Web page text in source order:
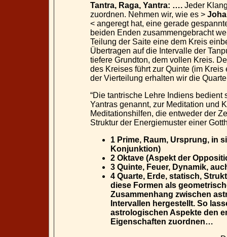
Tantra, Raga, Yantra: …. Jeder
zuordnen. Nehmen wir, wie es >
< angeregt hat, eine gerade
beiden Enden zusammengebracht
Teilung der Saite eine dem Kreis
Übertragen auf die Intervalle der
tiefere Grundton, dem vollen Kreis.
des Kreises führt zur Quinte (im
der Vierteilung erhalten wir die
“Die tantrische Lehre Indiens
Yantras genannt, zur Meditation und
Meditationshilfen, die entweder der
Struktur der Energiemuster einer
1 Prime, Raum, Ursprung, in
Konjunktion)
2 Oktave (Aspekt der
3 Quinte, Feuer, Dynamik,
4 Quarte, Erde, statisch,
diese Formen als
Zusammenhang zwischen
Intervallen hergestellt. So
astrologischen Aspekte den
Eigenschaften zuordnen…